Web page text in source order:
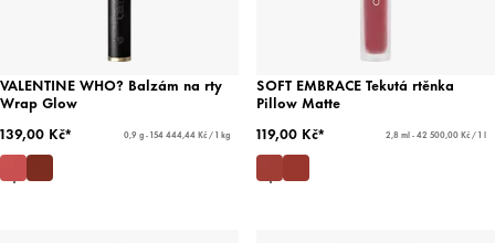
VALENTINE WHO? Balzám na rty
Wrap Glow
139,00 Kč*
0,9 g - 154 444,44 Kč / 1 kg
SOFT EMBRACE Tekutá rtěnka
Pillow Matte
119,00 Kč*
2,8 ml - 42 500,00 Kč / 1 l